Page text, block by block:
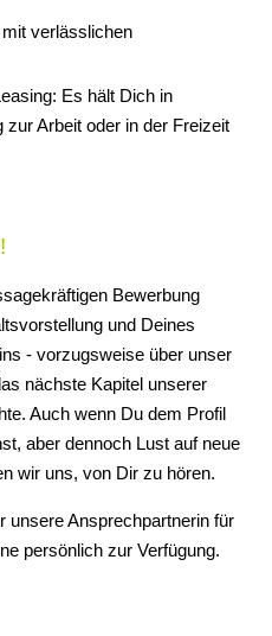
verlässlichen
Es hält Dich in
Arbeit oder in der Freizeit
Bewerbung
und Deines
- vorzugsweise über unser
nächste Kapitel unserer
Auch wenn Du dem Profil
aber dennoch Lust auf neue
wir uns, von Dir zu hören.
unsere Ansprechpartnerin für
persönlich zur Verfügung.